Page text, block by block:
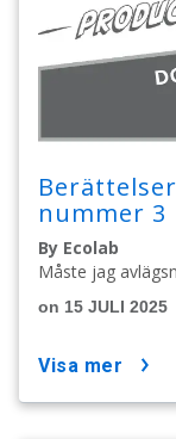
nummer 3
By Ecolab
Måste jag
on 15 JULI 2025
visa mer